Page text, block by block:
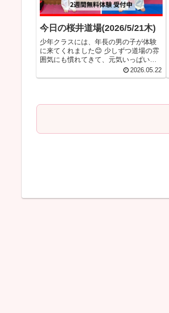
今日の桜井道場(2026/5/21木)
少年クラスには、年長の男の子が体験
に来てくれました😊 少しずつ道場の雰
囲気にも慣れてきて、元気いっぱい頑
張っていました！ 合同クラスには、小4
の男の子が体験参加🥋 こちらも少しず
2026.05.22